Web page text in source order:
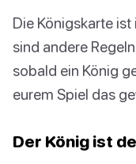
Die Königskarte
sind andere
sobald ein König
eurem Spiel das
Der König ist